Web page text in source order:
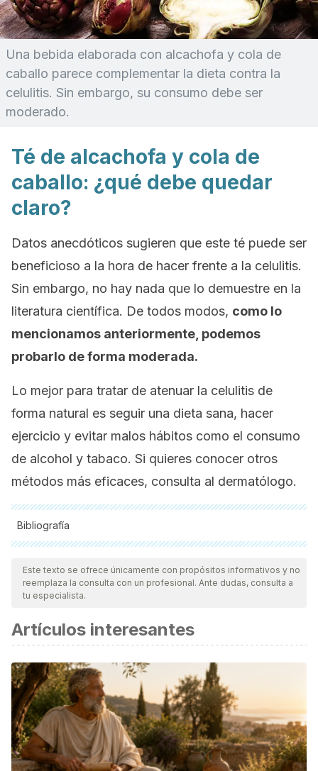
Una bebida elaborada con alcachofa y cola de
caballo parece complementar la dieta contra la
celulitis. Sin embargo, su consumo debe ser
moderado.
Té de alcachofa y cola de
caballo: ¿qué debe quedar
claro?
Datos anecdóticos sugieren que este té puede ser
beneficioso a la hora de hacer frente a la celulitis.
Sin embargo, no hay nada que lo demuestre en la
literatura científica. De todos modos, como lo
mencionamos anteriormente, podemos
probarlo de forma moderada.
Lo mejor para tratar de atenuar la celulitis de
forma natural es seguir una dieta sana, hacer
ejercicio y evitar malos hábitos como el consumo
de alcohol y tabaco. Si quieres conocer otros
métodos más eficaces, consulta al dermatólogo.
Bibliografía
Todas las fuentes citadas fueron revisadas a profundidad por
nuestro equipo, para asegurar su calidad, confiabilidad,
vigencia y validez.La bibliografía de este artículo fue
científica.
Alcachofa – Propiedades. (n.d.). Retrieved February 5,
2019, from https://alimentos.org.es/alcachofa
ECOagricultor. (n.d.). Cola de caballo: 16 propiedades y
usos en remedios caseros. Retrieved February 5, 2019,
from https://www.ecoagricultor.com/cola-caballo-
propiedades-beneficios/
Instituto de Dermatología Avanzada. (n.d.). Causas de la
Este texto se ofrece únicamente con propósitos informativos y no
reemplaza la consulta con un profesional. Ante dudas, consulta a
tu especialista.
Artículos interesantes